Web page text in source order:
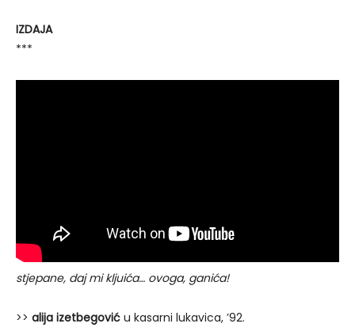
IZDAJA
***
stjepane, daj mi kljuića… ovoga, ganića!
>> alija izetbegović u kasarni lukavica, ’92.